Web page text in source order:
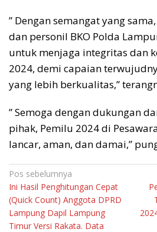
” Dengan semangat yang
dan personil BKO Polda
untuk menjaga integritas dan
2024, demi capaian
yang lebih berkualitas,”
” Semoga dengan dukungan
pihak, Pemilu 2024 di
lancar, aman, dan damai,”
Navigasi
pos
Pos sebelumnya
Ini Hasil Penghitungan Cepat
(Quick Count) Anggota DPRD
Lampung Dapil Lampung
Timur Versi Rakata. Data